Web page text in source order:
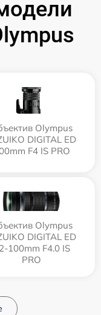
Olympus
DIGITAL ED
F4 IS PRO
Olympus
DIGITAL ED
F4.0 IS
PRO